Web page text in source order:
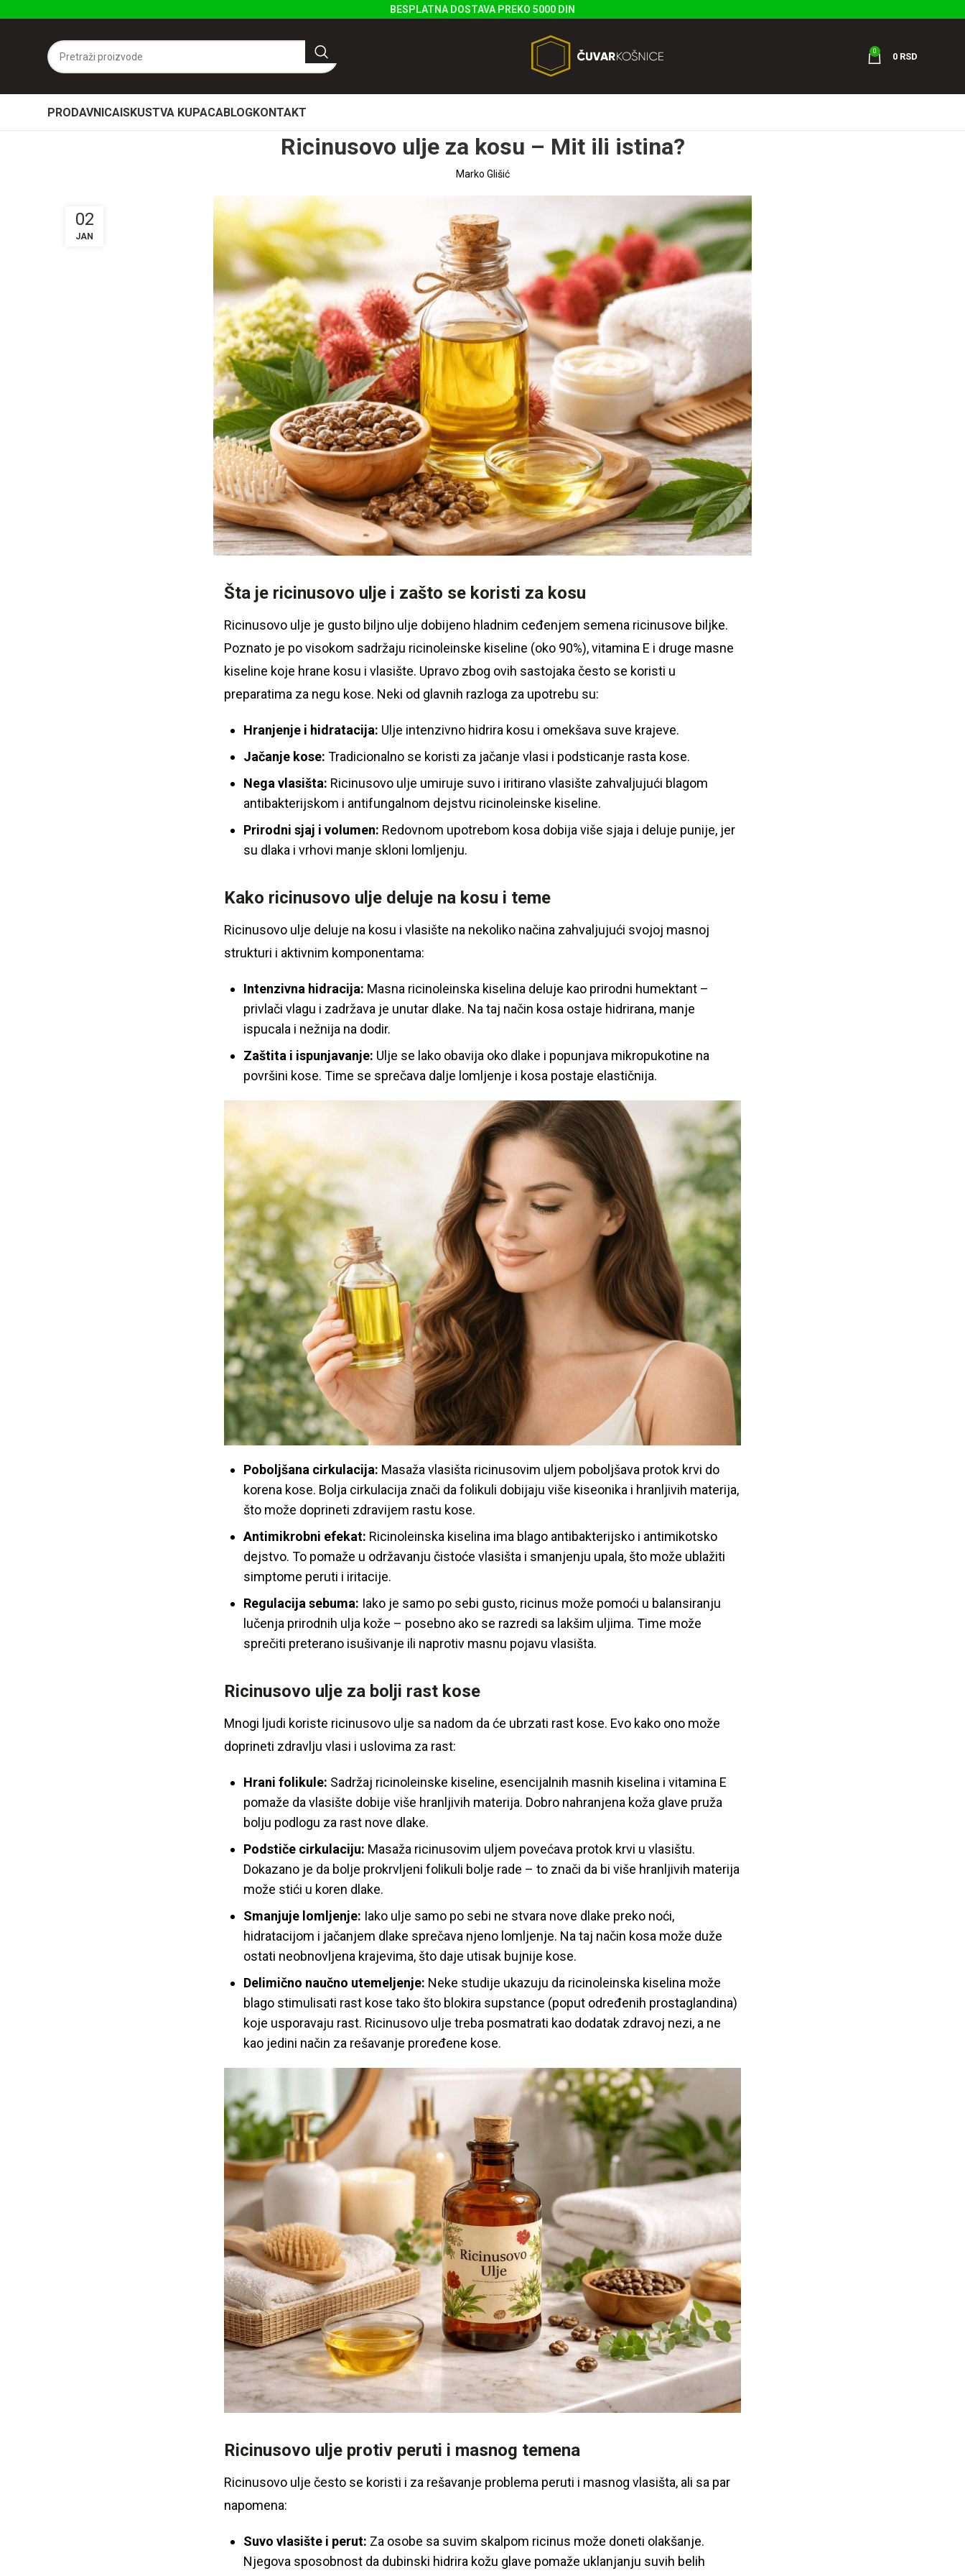
0
0 RSD
PRODAVNICAISKUSTVA KUPACABLOGKONTAKT
Ricinusovo ulje za kosu – Mit ili istina?
Marko Glišić
02
JAN
Šta je ricinusovo ulje i zašto se koristi za kosu
Ricinusovo ulje je gusto biljno ulje dobijeno hladnim ceđenjem semena ricinusove biljke.
Poznato je po visokom sadržaju ricinoleinske kiseline (oko 90%), vitamina E i druge masne
kiseline koje hrane kosu i vlasište. Upravo zbog ovih sastojaka često se koristi u
preparatima za negu kose. Neki od glavnih razloga za upotrebu su:
Hranjenje i hidratacija: Ulje intenzivno hidrira kosu i omekšava suve krajeve.
Jačanje kose: Tradicionalno se koristi za jačanje vlasi i podsticanje rasta kose.
Nega vlasišta: Ricinusovo ulje umiruje suvo i iritirano vlasište zahvaljujući blagom
antibakterijskom i antifungalnom dejstvu ricinoleinske kiseline.
Prirodni sjaj i volumen: Redovnom upotrebom kosa dobija više sjaja i deluje punije, jer
su dlaka i vrhovi manje skloni lomljenju.
Kako ricinusovo ulje deluje na kosu i teme
Ricinusovo ulje deluje na kosu i vlasište na nekoliko načina zahvaljujući svojoj masnoj
strukturi i aktivnim komponentama:
Intenzivna hidracija: Masna ricinoleinska kiselina deluje kao prirodni humektant –
privlači vlagu i zadržava je unutar dlake. Na taj način kosa ostaje hidrirana, manje
ispucala i nežnija na dodir.
Zaštita i ispunjavanje: Ulje se lako obavija oko dlake i popunjava mikropukotine na
površini kose. Time se sprečava dalje lomljenje i kosa postaje elastičnija.
Poboljšana cirkulacija: Masaža vlasišta ricinusovim uljem poboljšava protok krvi do
korena kose. Bolja cirkulacija znači da folikuli dobijaju više kiseonika i hranljivih materija,
što može doprineti zdravijem rastu kose.
Antimikrobni efekat: Ricinoleinska kiselina ima blago antibakterijsko i antimikotsko
dejstvo. To pomaže u održavanju čistoće vlasišta i smanjenju upala, što može ublažiti
simptome peruti i iritacije.
Regulacija sebuma: Iako je samo po sebi gusto, ricinus može pomoći u balansiranju
lučenja prirodnih ulja kože – posebno ako se razredi sa lakšim uljima. Time može
sprečiti preterano isušivanje ili naprotiv masnu pojavu vlasišta.
Ricinusovo ulje za bolji rast kose
Mnogi ljudi koriste ricinusovo ulje sa nadom da će ubrzati rast kose. Evo kako ono može
doprineti zdravlju vlasi i uslovima za rast:
Hrani folikule: Sadržaj ricinoleinske kiseline, esencijalnih masnih kiselina i vitamina E
pomaže da vlasište dobije više hranljivih materija. Dobro nahranjena koža glave pruža
bolju podlogu za rast nove dlake.
Podstiče cirkulaciju: Masaža ricinusovim uljem povećava protok krvi u vlasištu.
Dokazano je da bolje prokrvljeni folikuli bolje rade – to znači da bi više hranljivih materija
može stići u koren dlake.
Smanjuje lomljenje: Iako ulje samo po sebi ne stvara nove dlake preko noći,
hidratacijom i jačanjem dlake sprečava njeno lomljenje. Na taj način kosa može duže
ostati neobnovljena krajevima, što daje utisak bujnije kose.
Delimično naučno utemeljenje: Neke studije ukazuju da ricinoleinska kiselina može
blago stimulisati rast kose tako što blokira supstance (poput određenih prostaglandina)
koje usporavaju rast. Ricinusovo ulje treba posmatrati kao dodatak zdravoj nezi, a ne
kao jedini način za rešavanje proređene kose.
Ricinusovo ulje protiv peruti i masnog temena
Ricinusovo ulje često se koristi i za rešavanje problema peruti i masnog vlasišta, ali sa par
napomena:
Suvo vlasište i perut: Za osobe sa suvim skalpom ricinus može doneti olakšanje.
Njegova sposobnost da dubinski hidrira kožu glave pomaže uklanjanju suvih belih
BESPLATNA DOSTAVA PREKO 5000 DIN